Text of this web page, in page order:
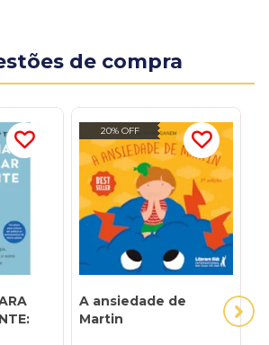
de compra
20% OFF
A ansiedade de
Martin